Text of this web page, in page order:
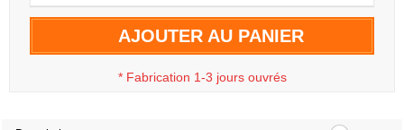
AJOUTER AU PANIER
* Fabrication 1-3 jours ouvrés